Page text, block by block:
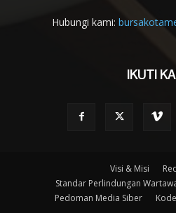
Hubungi kami:
IKUTI
Visi & Misi
Standar Perlindungan
Pedoman Media Siber